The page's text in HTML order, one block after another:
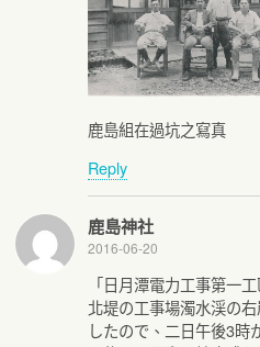
鹿島組在過坑之寫真
Reply
鹿島神社
2016-06-20
「日月潭電力工事第一
北堤の工事場濁水渓の
したので、二日午後3時